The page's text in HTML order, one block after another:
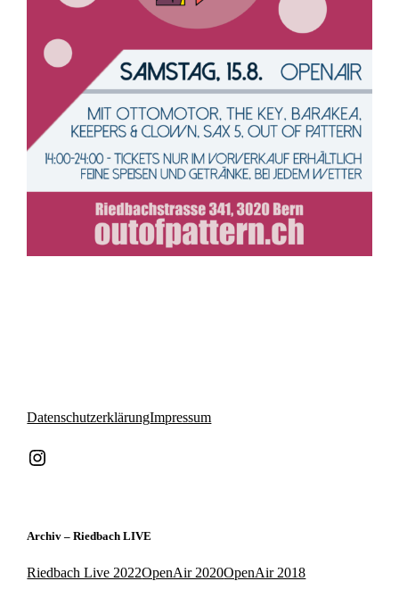
DatenschutzerklärungImpressum
Instagram
Archiv – Riedbach LIVE
Riedbach Live 2022OpenAir 2020OpenAir 2018